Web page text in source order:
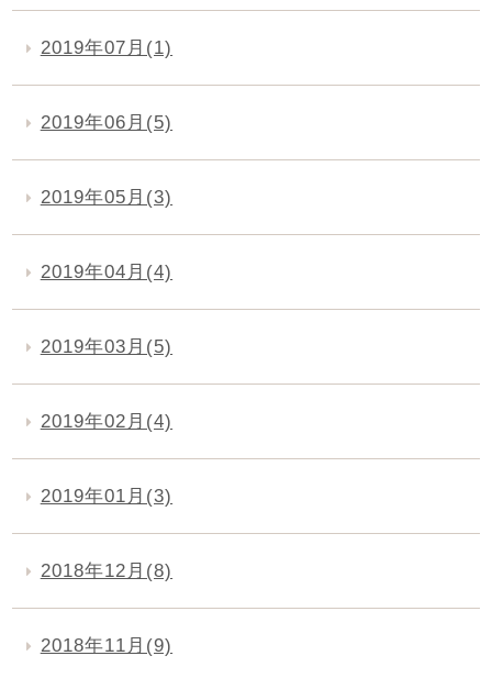
2019年07月(1)
2019年06月(5)
2019年05月(3)
2019年04月(4)
2019年03月(5)
2019年02月(4)
2019年01月(3)
2018年12月(8)
2018年11月(9)